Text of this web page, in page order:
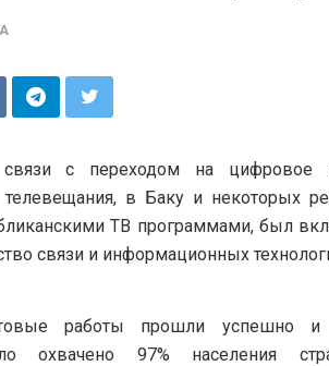
с переходом на цифровое
телевещания, в Баку и некоторых
ТВ программами, был
связи и информационных
работы прошли успешно
охвачено 97% населения